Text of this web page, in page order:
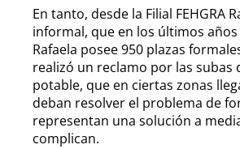
En tanto, desde la Filial
informal, que en los últimos
Rafaela posee 950 plazas
realizó un reclamo por las subas
potable, que en ciertas zonas
deban resolver el problema de
representan una solución a
complican.